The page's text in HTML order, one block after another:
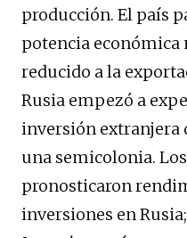
producción. El país
potencia económica
reducido a la
Rusia empezó a
inversión extranjera
una semicolonia.
pronosticaron
inversiones en